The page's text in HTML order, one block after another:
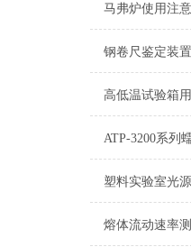
马弗炉使用注
钢卷尺鉴定装
高低温试验箱
ATP-3200系列
塑料实验室光
熔体流动速率